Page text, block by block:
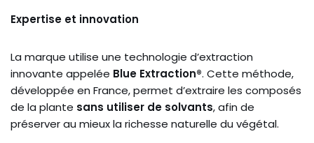
Expertise et innovation
La marque utilise une technologie d’extraction
innovante appelée Blue Extraction®. Cette méthode,
développée en France, permet d’extraire les composés
de la plante sans utiliser de solvants, afin de
préserver au mieux la richesse naturelle du végétal.